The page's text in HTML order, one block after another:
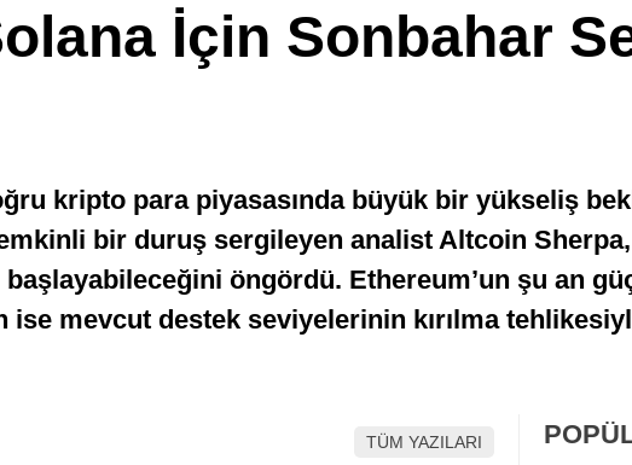
İçin Sonbahar
kripto para piyasasında büyük bir yükseliş
bir duruş sergileyen analist Altcoin Sherpa,
öngördü. Ethereum’un şu an
ise mevcut destek seviyelerinin kırılma
TÜM YAZILARI